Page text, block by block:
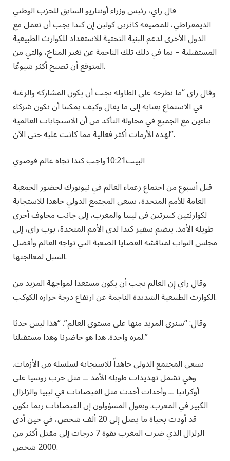
قال راي، رئيس وزراء أونتاريو السابق للحزب الوطني
الديمقراطي، للمضيفة كاثرين كولين إن كندا يجب أن تعمل مع
الدول الأخرى لدعم البنية التحتية للاستعداد للكوارث الطبيعية
المستقبلية – بما في ذلك تلك الناجمة عن تغير المناخ، والتي من
المتوقع أن تصبح أكثر شيوعًا.
وقال راي “ما نطرحه على الطاولة يجب أن يكون المشاركة والرغبة
في الاستماع بعناية إلى ما يقال وكيف يمكننا أن نكون شركاء
بناءين مع الجميع في محاولة التأكد من أن الاستجابات العالمية
لهذه الأزمات أكثر فعالية مما كانت عليه حتى الآن”.
البيت10:21واجب كندا تجاه عالم فوضوي
قبل أسبوع من اجتماع زعماء العالم في نيويورك لحضور الجمعية
العامة للأمم المتحدة، يسعى المجتمع الدولي جاهدا للاستجابة
لكوارثتين كبيرتين في ليبيا والمغرب، إلى جانب مخاوف أخرى
طويلة الأمد. ينضم سفير كندا لدى الأمم المتحدة، بوب راي، إلى
مجلس النواب لمناقشة القضايا الصعبة التي تواجه العالم وأفضل
السبل لمعالجتها.
وقال راي إن العالم يجب أن يكون مستعدا لمواجهة المزيد من
الكوارث الطبيعية الشديدة الناجمة عن ارتفاع درجة حرارة الكوكب.
وقال: “سنرى المزيد منها على مستوى العالم”. “هذا ليس حدثا
لمرة واحدة. هذا هو حاضرنا وهذا مستقبلنا.”
يسعى المجتمع الدولي جاهداً للاستجابة لسلسلة من الأزمات.
وهي تشمل تهديدات طويلة الأمد ــ مثل حرب روسيا على
أوكرانيا ــ وأحداث أحدث مثل الفيضانات في ليبيا والزلزال
الكبير في المغرب. ويقول المسؤولون إن الفيضانات ربما تكون
قد أودت بحياة ما يصل إلى 20 ألف شخص، في حين أدى
الزلزال الذي ضرب المغرب بقوة 7 درجات إلى مقتل أكثر من
2000 شخص.